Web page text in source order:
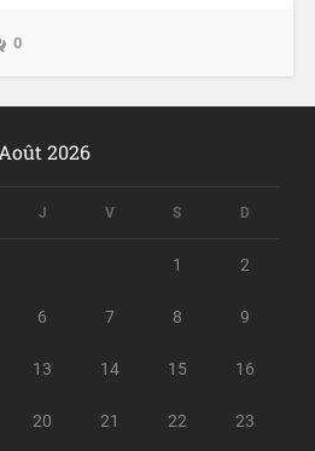
0
2026
J V S D
1 2
6 7 8 9
13 14 15 16
20 21 22 23